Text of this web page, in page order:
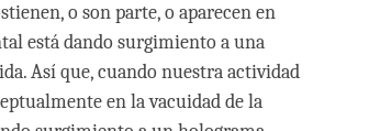
o son parte, o aparecen en
está dando surgimiento a una
Así que, cuando nuestra actividad
en la vacuidad de la